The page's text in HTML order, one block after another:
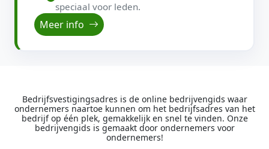
speciaal voor leden.
Meer info
Bedrijfsvestigingsadres is de online bedrijvengids waar
ondernemers naartoe kunnen om het bedrijfsadres van het
bedrijf op één plek, gemakkelijk en snel te vinden. Onze
bedrijvengids is gemaakt door ondernemers voor
ondernemers!